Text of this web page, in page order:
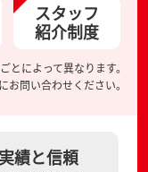
スタッフ
紹介制度
とによって異なります。
お問い合わせください。
績と信頼